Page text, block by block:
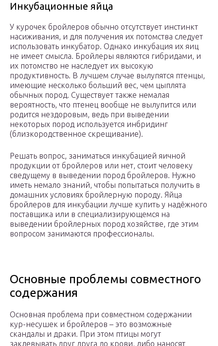
Инкубационные яйца
У курочек бройлеров обычно отсутствует инстинкт
насиживания, и для получения их потомства следует
использовать инкубатор. Однако инкубация их яиц
не имеет смысла. Бройлеры являются гибридами, и
их потомство не наследует их высокую
продуктивность. В лучшем случае вылупятся птенцы,
имеющие несколько больший вес, чем цыплята
обычных пород. Существует также немалая
вероятность, что птенец вообще не вылупится или
родится нездоровым, ведь при выведении
некоторых пород используется инбридинг
(близкородственное скрещивание).
Решать вопрос, заниматься инкубацией яичной
продукции от бройлеров или нет, стоит человеку
сведущему в выведении пород бройлеров. Нужно
иметь немало знаний, чтобы попытаться получить в
домашних условиях бройлерную породу. Яйца
бройлеров для инкубации лучше купить у надёжного
поставщика или в специализирующемся на
выведении бройлерных пород хозяйстве, где этим
вопросом занимаются профессионалы.
Основные проблемы совместного
содержания
Основная проблема при совместном содержании
кур-несушек и бройлеров – это возможные
скандалы и драки. При этом птицы могут
заклевывать друг друга до крови, либо наносят